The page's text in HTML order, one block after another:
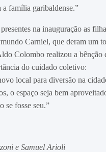
a família garibaldense.”
na inauguração as
Carniel, que deram um
Colombo realizou a bênção
do cuidado coletivo:
local para diversão na
o espaço seja bem
se fosse seu.”
e Samuel Arioli